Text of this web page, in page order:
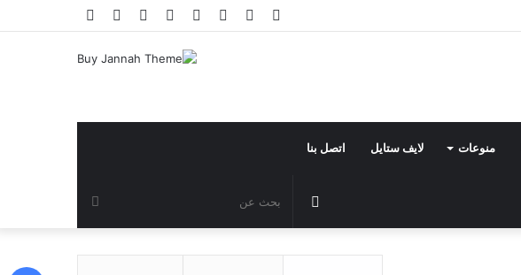
مقال تسجيل تيلقرام
انستقرام يوتيوب تويترفيسبوك
منوعات لايف ستايل اتصل بنا
عن عشوائي